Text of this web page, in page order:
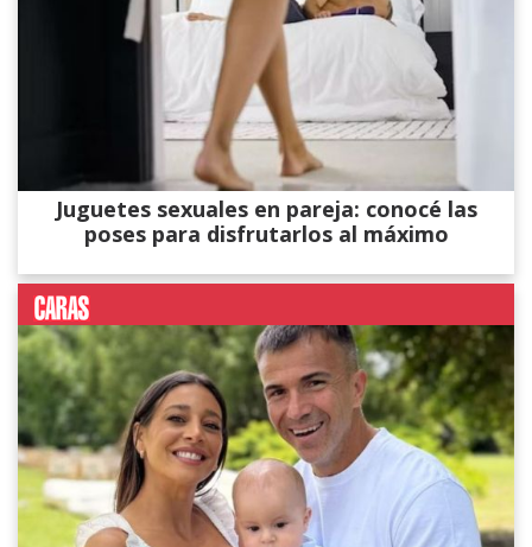
Juguetes sexuales en pareja: conocé las
poses para disfrutarlos al máximo